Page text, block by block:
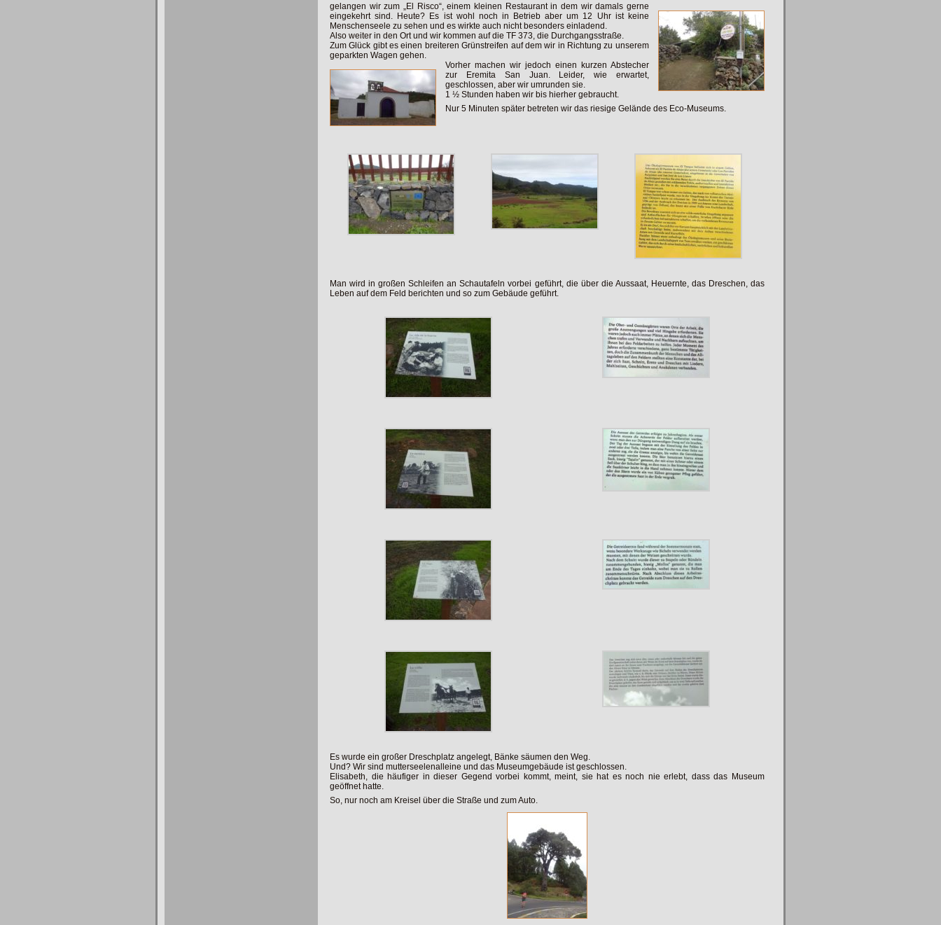
gelangen wir zum „El Risco“, einem kleinen Restaurant in dem wir damals gerne
eingekehrt sind. Heute? Es ist wohl noch in Betrieb aber um 12 Uhr ist keine
Menschenseele zu sehen und es wirkte auch nicht besonders einladend.
Also weiter in den Ort und wir kommen auf die TF 373, die Durchgangsstraße.
Zum Glück gibt es einen breiteren Grünstreifen auf dem wir in Richtung zu unserem
geparkten Wagen gehen.
Vorher machen wir jedoch einen kurzen Abstecher
zur Eremita San Juan. Leider, wie erwartet,
geschlossen, aber wir umrunden sie.
1 ½ Stunden haben wir bis hierher gebraucht.
Nur 5 Minuten später betreten wir das riesige Gelände des Eco-Museums.
Man wird in großen Schleifen an Schautafeln vorbei geführt, die über die Aussaat, Heuernte, das Dreschen, das
Leben auf dem Feld berichten und so zum Gebäude geführt.
Es wurde ein großer Dreschplatz angelegt, Bänke säumen den Weg.
Und? Wir sind mutterseelenalleine und das Museumgebäude ist geschlossen.
Elisabeth, die häufiger in dieser Gegend vorbei kommt, meint, sie hat es noch nie erlebt, dass das Museum
geöffnet hatte.
So, nur noch am Kreisel über die Straße und zum Auto.